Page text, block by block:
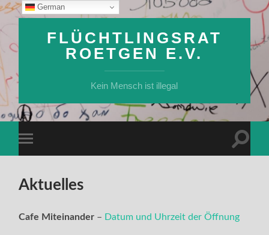
FLÜCHTLINGSRAT
ROETGEN E.V.
Kein Mensch ist illegal
Menü
Aktuelles
Cafe Miteinander – Datum und Uhrzeit der Öffnung
German